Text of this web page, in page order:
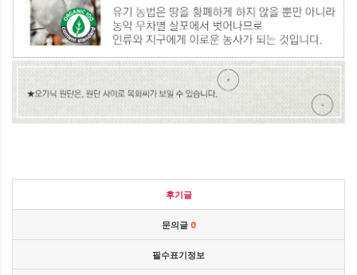
후기글
문의글 0
필수표기정보